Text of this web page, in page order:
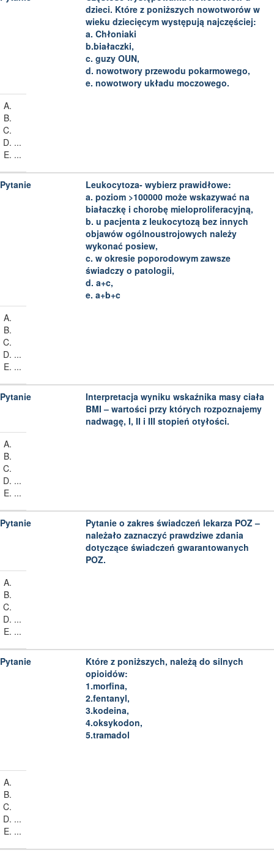
dzieci. Które z poniższych nowotworów w
wieku dziecięcym występują najczęściej:
a. Chłoniaki
b.białaczki,
c. guzy OUN,
d. nowotwory przewodu pokarmowego,
e. nowotwory układu moczowego.
...
...
Leukocytoza- wybierz prawidłowe:
a. poziom >100000 może wskazywać na
białaczkę i chorobę mieloproliferacyjną,
b. u pacjenta z leukocytozą bez innych
objawów ogólnoustrojowych należy
wykonać posiew,
c. w okresie poporodowym zawsze
świadczy o patologii,
d. a+c,
e. a+b+c
...
...
Interpretacja wyniku wskaźnika masy ciała
BMI – wartości przy których rozpoznajemy
nadwagę, I, II i III stopień otyłości.
...
...
Pytanie o zakres świadczeń lekarza POZ –
należało zaznaczyć prawdziwe zdania
dotyczące świadczeń gwarantowanych
POZ.
...
...
Które z poniższych, należą do silnych
opioidów:
1.morfina,
2.fentanyl,
3.kodeina,
4.oksykodon,
5.tramadol
...
...